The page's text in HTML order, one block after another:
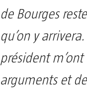
de Bourges
qu’on y
président
arguments et